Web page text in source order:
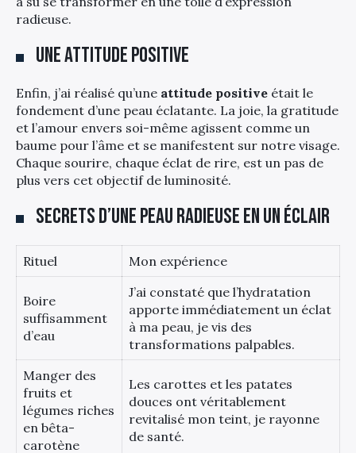
radieuse.
Une attitude positive
Enfin, j’ai réalisé qu’une attitude positive était le
fondement d’une peau éclatante. La joie, la gratitude
et l’amour envers soi-même agissent comme un
baume pour l’âme et se manifestent sur notre visage.
Chaque sourire, chaque éclat de rire, est un pas de
plus vers cet objectif de luminosité.
Secrets d’une peau radieuse en un éclair
Rituel Mon expérience
Boire
suffisamment
d’eau
J’ai constaté que l’hydratation
apporte immédiatement un éclat
à ma peau, je vis des
transformations palpables.
Manger des
fruits et
légumes riches
en bêta-
carotène
Les carottes et les patates
douces ont véritablement
revitalisé mon teint, je rayonne
de santé.